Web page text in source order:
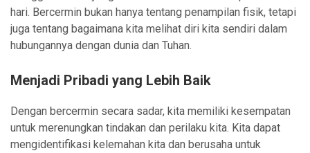
hari. Bercermin bukan hanya tentang penampilan fisik, tetapi
juga tentang bagaimana kita melihat diri kita sendiri dalam
hubungannya dengan dunia dan Tuhan.
Menjadi Pribadi yang Lebih Baik
Dengan bercermin secara sadar, kita memiliki kesempatan
untuk merenungkan tindakan dan perilaku kita. Kita dapat
mengidentifikasi kelemahan kita dan berusaha untuk